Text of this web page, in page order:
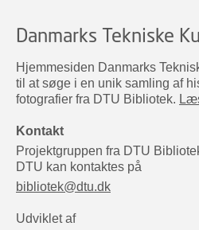
Danmarks Tekniske
Hjemmesiden Danmarks
til at søge i en unik samling af
fotografier fra DTU Bibliotek.
Kontakt
Projektgruppen fra DTU
DTU kan kontaktes på
bibliotek@dtu.dk
Udviklet af